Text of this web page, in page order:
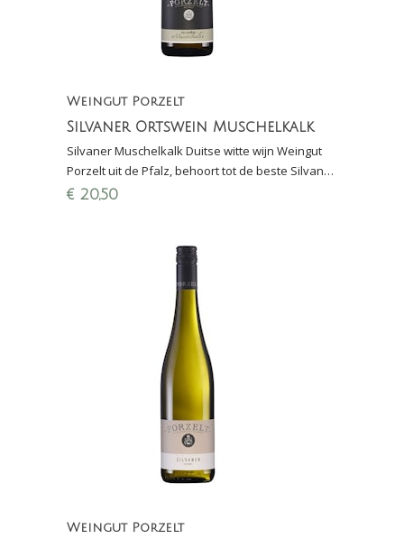
Weingut Porzelt
Silvaner Ortswein Muschelkalk
Silvaner Muschelkalk Duitse witte wijn Weingut
Porzelt uit de Pfalz, behoort tot de beste Silvaner
van Duitsland, 3e plek Perswijn Wijnconcours
€ 20,50
Weingut Porzelt